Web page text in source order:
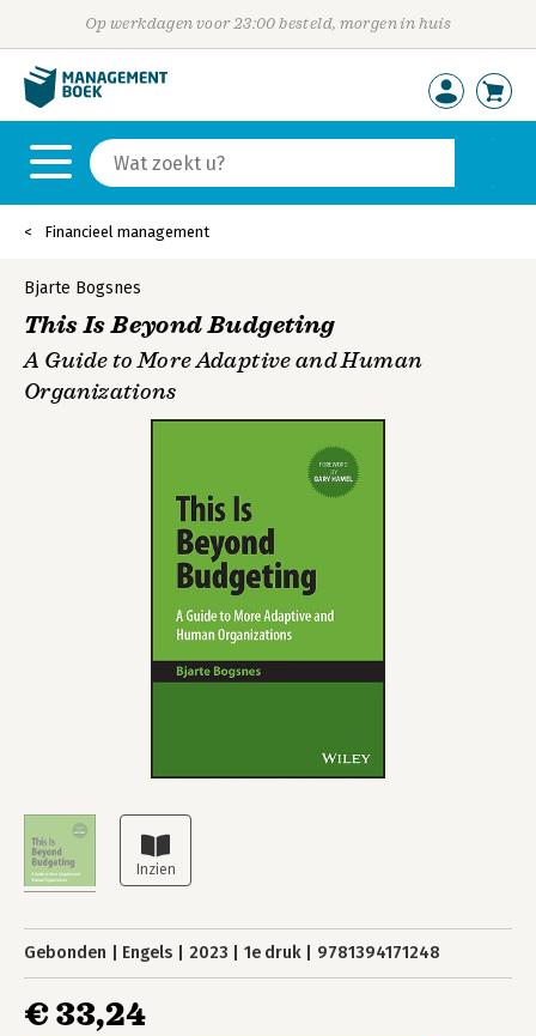
Op werkdagen voor 23:00 besteld, morgen in huis
Financieel management
Bjarte Bogsnes
This Is Beyond Budgeting
A Guide to More Adaptive and Human
Organizations
Gebonden Engels 2023 1e druk 9781394171248
€ 33,24